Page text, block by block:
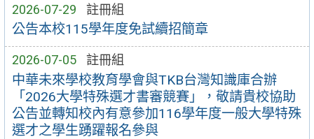
2026-07-29 註冊組
公告本校115學年度免試續招簡章
2026-07-05 註冊組
中華未來學校教育學會與TKB台灣知識庫合辦
「2026大學特殊選才書審競賽」，敬請貴校協助
公告並轉知校內有意參加116學年度一般大學特殊
選才之學生踴躍報名參與